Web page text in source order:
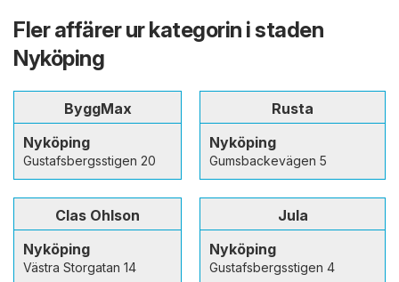
Fler affärer ur kategorin i staden
Nyköping
ByggMax
Nyköping
Gustafsbergsstigen 20
Rusta
Nyköping
Gumsbackevägen 5
Clas Ohlson
Nyköping
Västra Storgatan 14
Jula
Nyköping
Gustafsbergsstigen 4